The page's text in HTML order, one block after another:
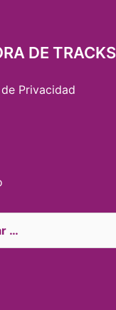
DE TRACKS
Privacidad